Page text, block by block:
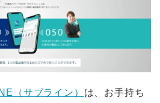
（サブライン） は、お手持ち